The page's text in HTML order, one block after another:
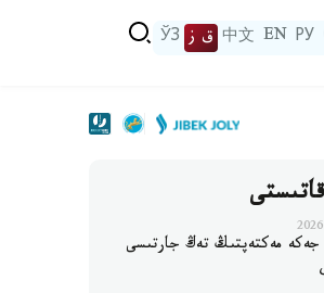
РУ
EN
中文 ق ز ЎЗ
قىزىلوردادا 32 جەكە مەكتەپتىڭ تەڭ جارتىسى